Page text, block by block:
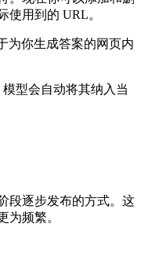
使用到的 URL。
为你生成答案的网页内
型会自动将其纳入当
段逐步发布的方式。这
为频繁。